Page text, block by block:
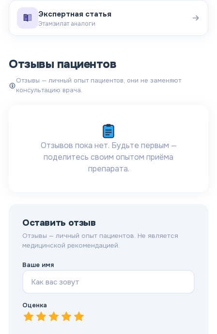
Экспертная статья
Этамзилат аналоги
Отзывы пациентов
Отзывы — личный опыт пациентов, они не заменяют
консультацию врача.
Отзывов пока нет. Будьте первым —
поделитесь своим опытом приёма
препарата.
Оставить отзыв
Отзывы — личный опыт пациентов. Не является
медицинской рекомендацией.
Ваше имя
Оценка
4—
3—Нормально
2—Плохо
1—Очень плохо